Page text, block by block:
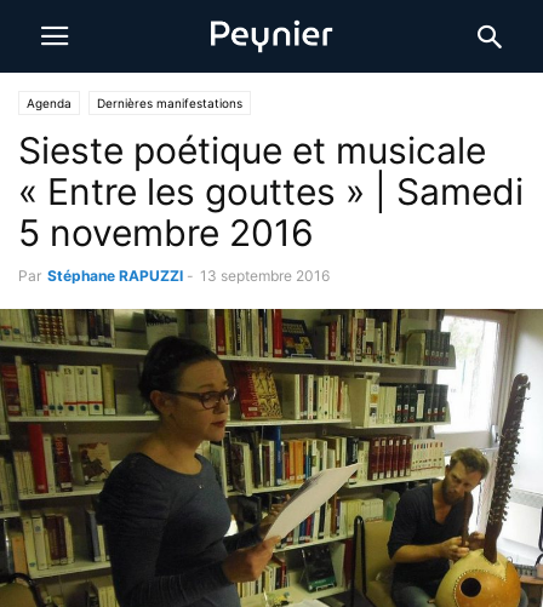
Agenda Dernières manifestations
Sieste poétique et musicale
« Entre les gouttes » | Samedi
5 novembre 2016
Par Stéphane RAPUZZI - 13 septembre 2016